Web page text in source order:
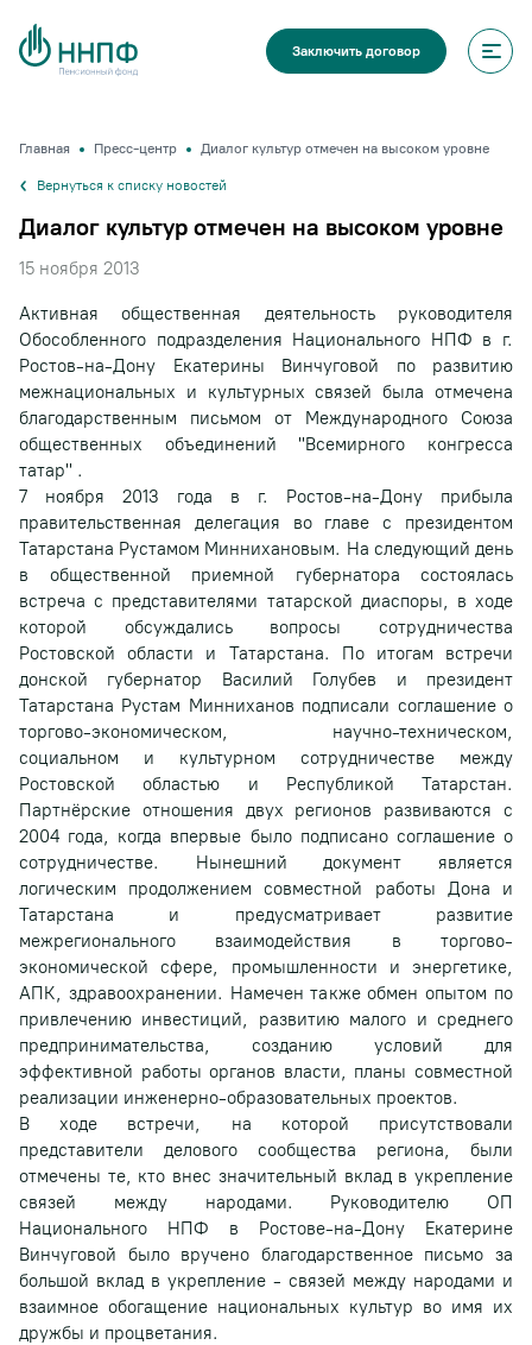
Заключить договор
Главная Пресс-центр Диалог культур отмечен на высоком уровне
Вернуться к списку новостей
Диалог культур отмечен на высоком уровне
15 ноября 2013
Активная общественная деятельность руководителя
Обособленного подразделения Национального НПФ в г.
Ростов-на-Дону Екатерины Винчуговой по развитию
межнациональных и культурных связей была отмечена
благодарственным письмом от Международного Союза
общественных объединений "Всемирного конгресса
татар" .
7 ноября 2013 года в г. Ростов-на-Дону прибыла
правительственная делегация во главе с президентом
Татарстана Рустамом Миннихановым. На следующий день
в общественной приемной губернатора состоялась
встреча с представителями татарской диаспоры, в ходе
которой обсуждались вопросы сотрудничества
Ростовской области и Татарстана. По итогам встречи
донской губернатор Василий Голубев и президент
Татарстана Рустам Минниханов подписали соглашение о
торгово-экономическом, научно-техническом,
социальном и культурном сотрудничестве между
Ростовской областью и Республикой Татарстан.
Партнёрские отношения двух регионов развиваются с
2004 года, когда впервые было подписано соглашение о
сотрудничестве. Нынешний документ является
логическим продолжением совместной работы Дона и
Татарстана и предусматривает развитие
межрегионального взаимодействия в торгово-
экономической сфере, промышленности и энергетике,
АПК, здравоохранении. Намечен также обмен опытом по
привлечению инвестиций, развитию малого и среднего
предпринимательства, созданию условий для
эффективной работы органов власти, планы совместной
реализации инженерно-образовательных проектов.
В ходе встречи, на которой присутствовали
представители делового сообщества региона, были
отмечены те, кто внес значительный вклад в укрепление
связей между народами. Руководителю ОП
Национального НПФ в Ростове-на-Дону Екатерине
Винчуговой было вручено благодарственное письмо за
большой вклад в укрепление - связей между народами и
взаимное обогащение национальных культур во имя их
дружбы и процветания.